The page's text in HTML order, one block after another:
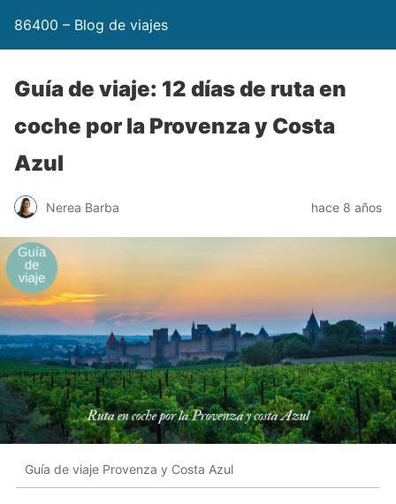
86400 – Blog de viajes
Guía de viaje: 12 días de ruta en
coche por la Provenza y Costa
Azul
Nerea Barba hace 8 años
Guía de viaje Provenza y Costa Azul